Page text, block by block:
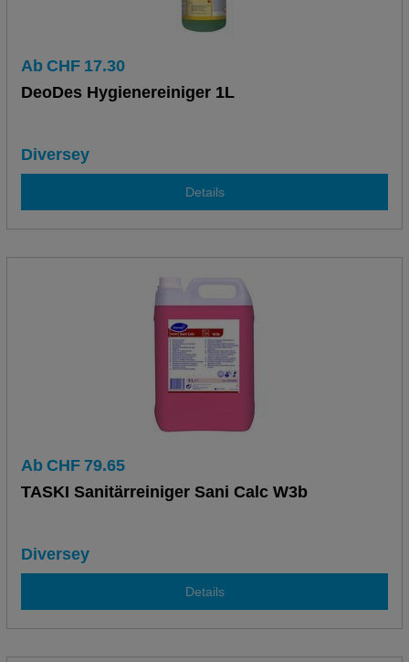
Ab CHF 17.30
DeoDes Hygienereiniger 1L
Diversey
Details
Ab CHF 79.65
TASKI Sanitärreiniger Sani Calc W3b
Diversey
Details